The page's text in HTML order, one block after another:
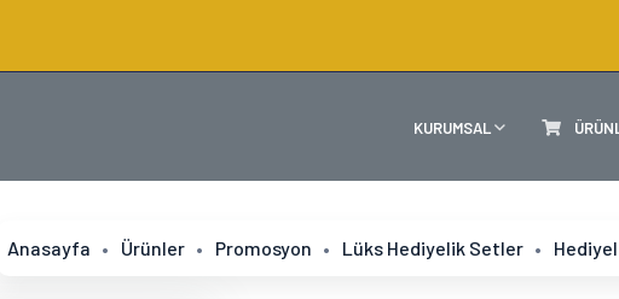
KURUMSAL
Anasayfa Ürünler Promosyon Lüks Hediyelik Setler